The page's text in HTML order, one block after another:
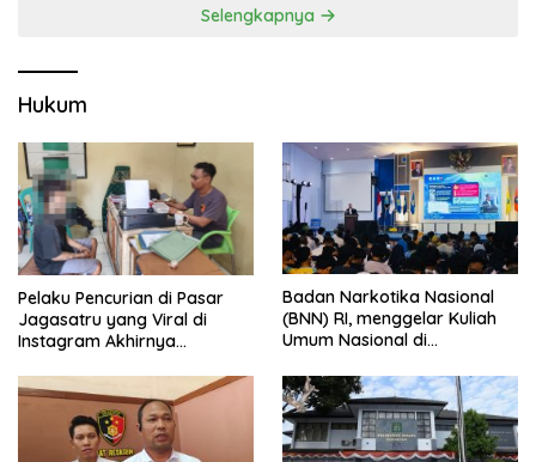
Selengkapnya
Hukum
Pelaku Pencurian di Pasar
Jagasatru yang Viral di
Instagram Akhirnya
Badan Narkotika Nasional
(BNN) RI, menggelar Kuliah
Umum Nasional di